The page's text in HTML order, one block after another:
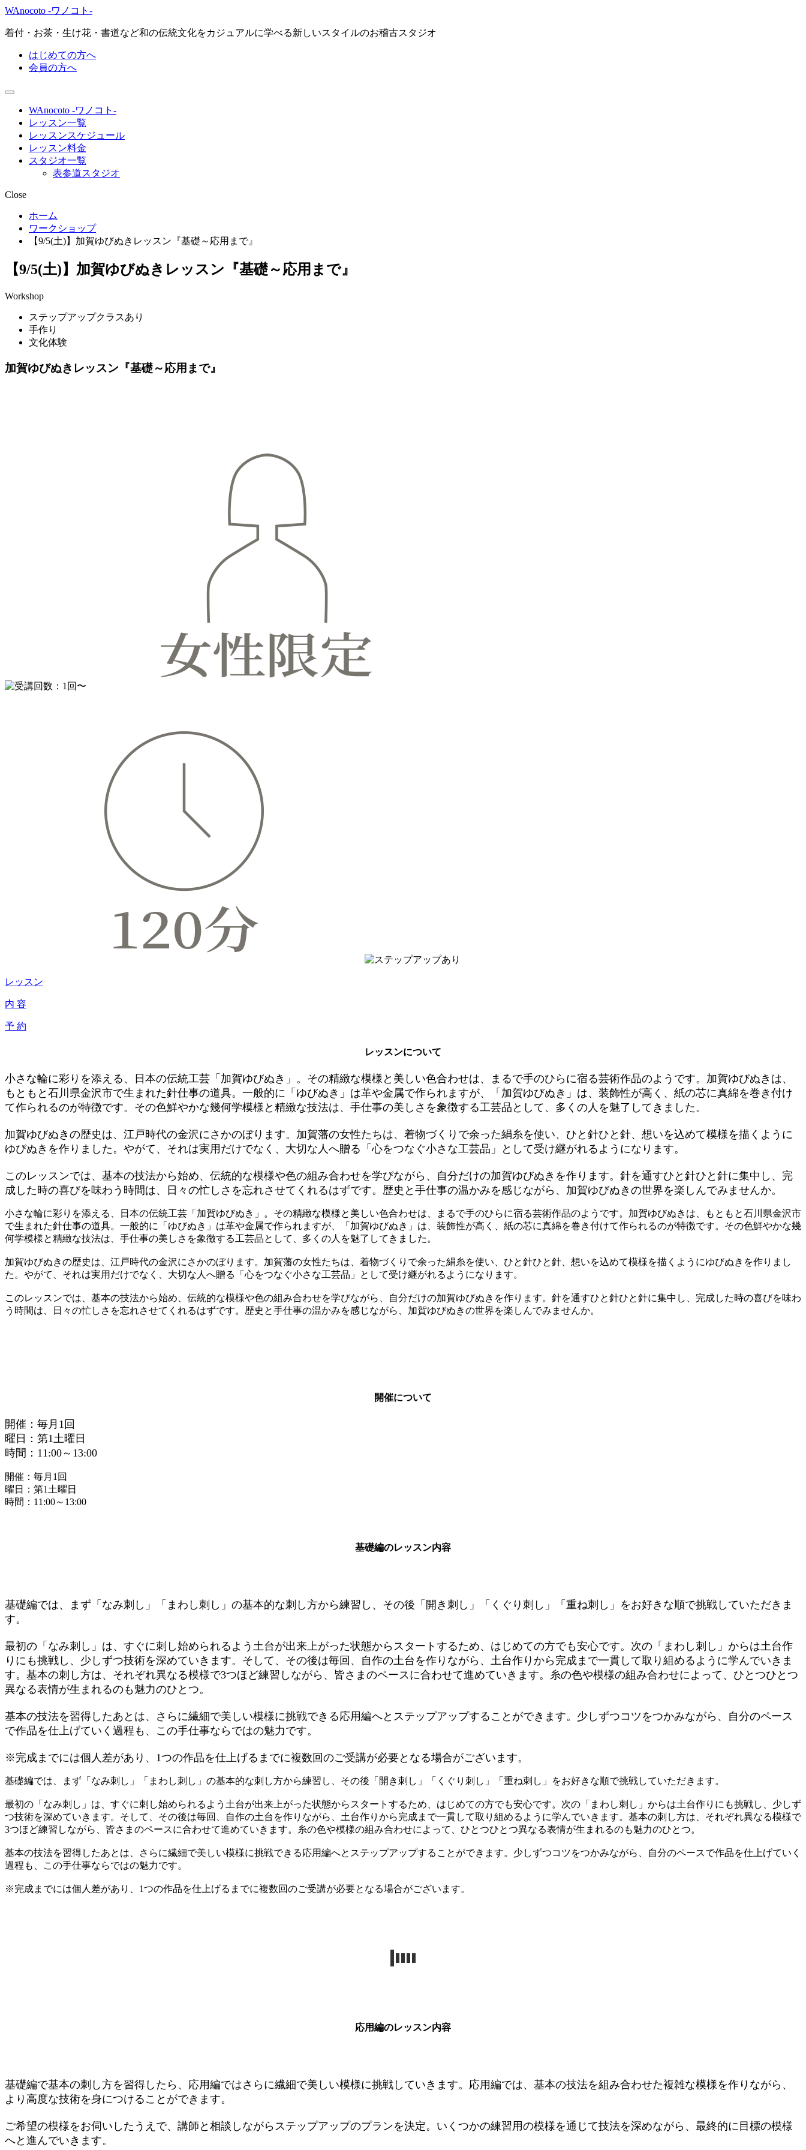
WAnocoto -ワノコト-
着付・お茶・生け花・書道など和の伝統文化をカジュアルに学べる新しいスタイルのお稽古スタジオ
はじめての方へ
会員の方へ
WAnocoto -ワノコト-
レッスン一覧
レッスンスケジュール
レッスン料金
スタジオ一覧
表参道スタジオ
Close
ホーム
ワークショップ
【9/5(土)】加賀ゆびぬきレッスン『基礎～応用まで』
【9/5(土)】加賀ゆびぬきレッスン『基礎～応用まで』
Workshop
ステップアップクラスあり
手作り
文化体験
加賀ゆびぬきレッスン『基礎～応用まで』
レッスン
内 容
予 約
レッスンについて
小さな輪に彩りを添える、日本の伝統工芸「加賀ゆびぬき」。その精緻な模様と美しい色合わせは、まるで手のひらに宿る芸術作品のようです。加賀ゆびぬきは、
もともと石川県金沢市で生まれた針仕事の道具。一般的に「ゆびぬき」は革や金属で作られますが、「加賀ゆびぬき」は、装飾性が高く、紙の芯に真綿を巻き付け
て作られるのが特徴です。その色鮮やかな幾何学模様と精緻な技法は、手仕事の美しさを象徴する工芸品として、多くの人を魅了してきました。
加賀ゆびぬきの歴史は、江戸時代の金沢にさかのぼります。加賀藩の女性たちは、着物づくりで余った絹糸を使い、ひと針ひと針、想いを込めて模様を描くように
ゆびぬきを作りました。やがて、それは実用だけでなく、大切な人へ贈る「心をつなぐ小さな工芸品」として受け継がれるようになります。
このレッスンでは、基本の技法から始め、伝統的な模様や色の組み合わせを学びながら、自分だけの加賀ゆびぬきを作ります。針を通すひと針ひと針に集中し、完
成した時の喜びを味わう時間は、日々の忙しさを忘れさせてくれるはずです。歴史と手仕事の温かみを感じながら、加賀ゆびぬきの世界を楽しんでみませんか。
小さな輪に彩りを添える、日本の伝統工芸「加賀ゆびぬき」。その精緻な模様と美しい色合わせは、まるで手のひらに宿る芸術作品のようです。加賀ゆびぬきは、もともと石川県金沢市
で生まれた針仕事の道具。一般的に「ゆびぬき」は革や金属で作られますが、「加賀ゆびぬき」は、装飾性が高く、紙の芯に真綿を巻き付けて作られるのが特徴です。その色鮮やかな幾
何学模様と精緻な技法は、手仕事の美しさを象徴する工芸品として、多くの人を魅了してきました。
加賀ゆびぬきの歴史は、江戸時代の金沢にさかのぼります。加賀藩の女性たちは、着物づくりで余った絹糸を使い、ひと針ひと針、想いを込めて模様を描くようにゆびぬきを作りまし
た。やがて、それは実用だけでなく、大切な人へ贈る「心をつなぐ小さな工芸品」として受け継がれるようになります。
このレッスンでは、基本の技法から始め、伝統的な模様や色の組み合わせを学びながら、自分だけの加賀ゆびぬきを作ります。針を通すひと針ひと針に集中し、完成した時の喜びを味わ
う時間は、日々の忙しさを忘れさせてくれるはずです。歴史と手仕事の温かみを感じながら、加賀ゆびぬきの世界を楽しんでみませんか。
開催について
開催：毎月1回
曜日：第1土曜日
時間：11:00～13:00
開催：毎月1回
曜日：第1土曜日
時間：11:00～13:00
基礎編のレッスン内容
基礎編では、まず「なみ刺し」「まわし刺し」の基本的な刺し方から練習し、その後「開き刺し」「くぐり刺し」「重ね刺し」をお好きな順で挑戦していただきま
す。
最初の「なみ刺し」は、すぐに刺し始められるよう土台が出来上がった状態からスタートするため、はじめての方でも安心です。次の「まわし刺し」からは土台作
りにも挑戦し、少しずつ技術を深めていきます。そして、その後は毎回、自作の土台を作りながら、土台作りから完成まで一貫して取り組めるように学んでいきま
す。基本の刺し方は、それぞれ異なる模様で3つほど練習しながら、皆さまのペースに合わせて進めていきます。糸の色や模様の組み合わせによって、ひとつひとつ
異なる表情が生まれるのも魅力のひとつ。
基本の技法を習得したあとは、さらに繊細で美しい模様に挑戦できる応用編へとステップアップすることができます。少しずつコツをつかみながら、自分のペース
で作品を仕上げていく過程も、この手仕事ならではの魅力です。
※完成までには個人差があり、1つの作品を仕上げるまでに複数回のご受講が必要となる場合がございます。
基礎編では、まず「なみ刺し」「まわし刺し」の基本的な刺し方から練習し、その後「開き刺し」「くぐり刺し」「重ね刺し」をお好きな順で挑戦していただきます。
最初の「なみ刺し」は、すぐに刺し始められるよう土台が出来上がった状態からスタートするため、はじめての方でも安心です。次の「まわし刺し」からは土台作りにも挑戦し、少しず
つ技術を深めていきます。そして、その後は毎回、自作の土台を作りながら、土台作りから完成まで一貫して取り組めるように学んでいきます。基本の刺し方は、それぞれ異なる模様で
3つほど練習しながら、皆さまのペースに合わせて進めていきます。糸の色や模様の組み合わせによって、ひとつひとつ異なる表情が生まれるのも魅力のひとつ。
基本の技法を習得したあとは、さらに繊細で美しい模様に挑戦できる応用編へとステップアップすることができます。少しずつコツをつかみながら、自分のペースで作品を仕上げていく
過程も、この手仕事ならではの魅力です。
※完成までには個人差があり、1つの作品を仕上げるまでに複数回のご受講が必要となる場合がございます。
応用編のレッスン内容
基礎編で基本の刺し方を習得したら、応用編ではさらに繊細で美しい模様に挑戦していきます。応用編では、基本の技法を組み合わせた複雑な模様を作りながら、
より高度な技術を身につけることができます。
ご希望の模様をお伺いしたうえで、講師と相談しながらステップアップのプランを決定。いくつかの練習用の模様を通じて技法を深めながら、最終的に目標の模様
へと進んでいきます。